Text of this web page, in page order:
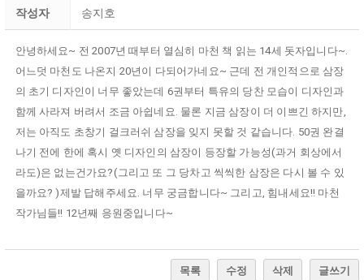
작성자 송지호
안녕하세요~ 전 2007년 때부터 열심히 마천 책 읽는 14세 돗자입니다~.
어느덧 마천도 나온지 20년이 다되어가네요~ 근데 전 개인적으로 삼장
의 초기 디자인이 너무 좋았는데 6권부터 특유의 당찬 모습이 디자인과
함께 사라져 버려서 조금 아쉽네요. 물론 지금 삼장이 더 이쁘긴 하지만,
저는 아직도 초창기 걸크러쉬 삼장을 잊지 못할 것 같습니다. 50권 완결
나기 전에 한에 혹시 옛 디자인의 삼장이 등장할 가능성(과거 회상에서
라도)은 없는건가요?(그리고 또 그 당차고 씩씩한 삼장은 다시 볼 수 있
을까요? )제발 답해주세요. 너무 궁금합니다~ 그리고, 힘내세요!! 마천
작가님들!! 12년째 응원중입니다~
목록 수정 삭제 글쓰기